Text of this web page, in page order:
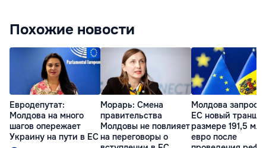
Похожие новости
Евродепутат:
Молдова на много
шагов опережает
Украину на пути в ЕС
Морарь: Смена
правительства
Молдовы не повлияет
на переговоры о
Молдова
ЕС новый транш в
размере 191,5 млн
евро после